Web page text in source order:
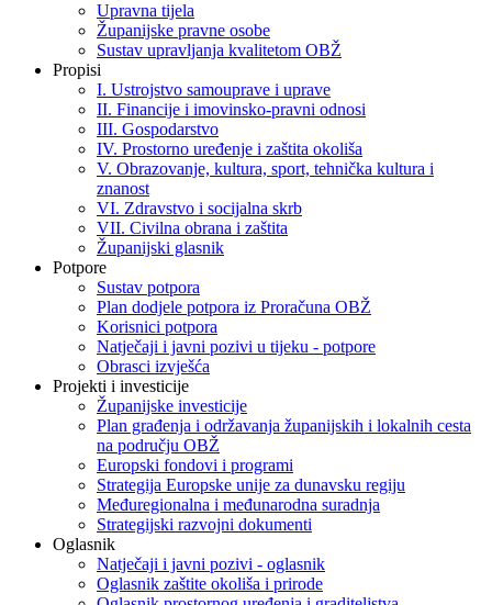
Upravna tijela
Županijske pravne osobe
Sustav upravljanja kvalitetom OBŽ
Propisi
I. Ustrojstvo samouprave i uprave
II. Financije i imovinsko-pravni odnosi
III. Gospodarstvo
IV. Prostorno uređenje i zaštita okoliša
V. Obrazovanje, kultura, sport, tehnička kultura i
znanost
VI. Zdravstvo i socijalna skrb
VII. Civilna obrana i zaštita
Županijski glasnik
Potpore
Sustav potpora
Plan dodjele potpora iz Proračuna OBŽ
Korisnici potpora
Natječaji i javni pozivi u tijeku - potpore
Obrasci izvješća
Projekti i investicije
Županijske investicije
Plan građenja i održavanja županijskih i lokalnih cesta
na području OBŽ
Europski fondovi i programi
Strategija Europske unije za dunavsku regiju
Međuregionalna i međunarodna suradnja
Strategijski razvojni dokumenti
Oglasnik
Natječaji i javni pozivi - oglasnik
Oglasnik zaštite okoliša i prirode